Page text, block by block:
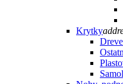
Krytkyadd